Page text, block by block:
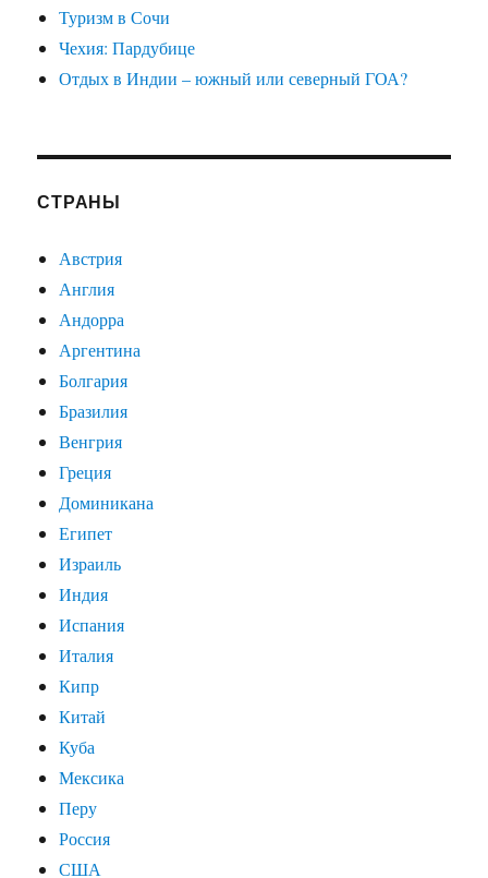
Туризм в Сочи
Чехия: Пардубице
Отдых в Индии – южный или северный ГОА?
СТРАНЫ
Австрия
Англия
Андорра
Аргентина
Болгария
Бразилия
Венгрия
Греция
Доминикана
Египет
Израиль
Индия
Испания
Италия
Кипр
Китай
Куба
Мексика
Перу
Россия
США